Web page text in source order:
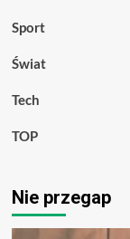
Sport
Świat
Tech
TOP
Nie przegap